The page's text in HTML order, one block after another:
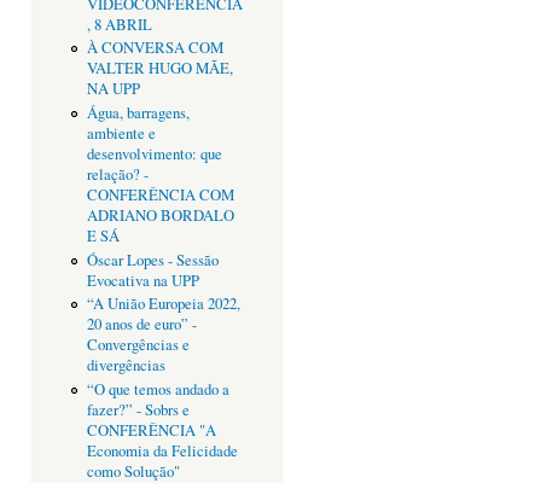
, 8 ABRIL
À CONVERSA COM
VALTER HUGO MÃE,
NA UPP
Água, barragens,
ambiente e
desenvolvimento: que
relação? -
CONFERÊNCIA COM
ADRIANO BORDALO
E SÁ
Óscar Lopes - Sessão
Evocativa na UPP
“A União Europeia 2022,
20 anos de euro” -
Convergências e
divergências
“O que temos andado a
fazer?” - Sobrs e
CONFERÊNCIA "A
Economia da Felicidade
como Solução"